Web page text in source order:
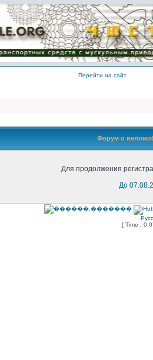
Перейти на сайт
Форум о
Для продолжения
До
[ Time :